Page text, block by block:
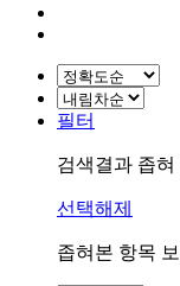
필터
검색결과 좁혀
선택해제
좁혀본 항목